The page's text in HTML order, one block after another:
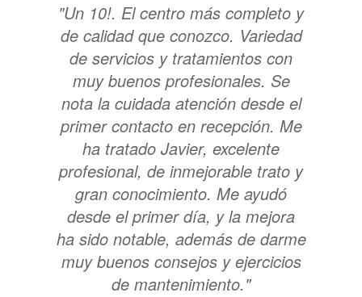
"Un 10!. El centro más completo y
de calidad que conozco. Variedad
de servicios y tratamientos con
muy buenos profesionales. Se
nota la cuidada atención desde el
primer contacto en recepción. Me
ha tratado Javier, excelente
profesional, de inmejorable trato y
gran conocimiento. Me ayudó
desde el primer día, y la mejora
ha sido notable, además de darme
muy buenos consejos y ejercicios
de mantenimiento."